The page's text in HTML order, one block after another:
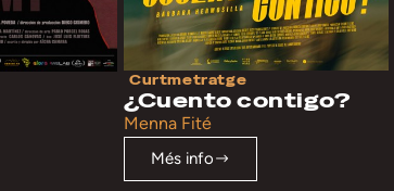
Curtmetratge
¿Cuento contigo?
Menna Fité
Més info